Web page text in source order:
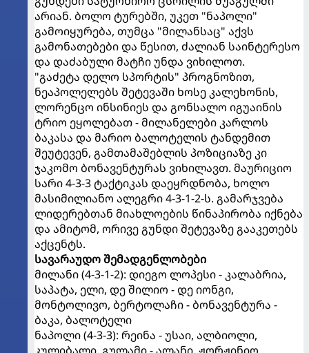
არიან. ბოლო ტურებში, უკეთ "ნაპოლი"
გამოიყურება, თუმცა "მილანსაც" აქვს
გამონათებები და წესით, ძალიან საინტერესო
და დაძაბული მატჩი უნდა ვიხილოთ.
"გაძეტა დელო სპორტის" პროგნოზით,
ნეაპოლელებს შეტევაში ხოსე კალეხონის,
ლორენცო ინსინიეს და გონსალო იგუაინის
ტრიო ეყოლებათ - მილანელები კარლოს
ბაკასა და მარიო ბალოტელის ტანდემით
შეუტევენ, გამთამაშებლის პოზიციაზე კი
ჯაკომო ბონავენტურას ვიხილავთ. მაურიციო
სარი 4-3-3 ტაქტიკას დაეყრდნობა, ხოლო
მასიმილიანო ალეგრი 4-3-1-2-ს. გამარჯვება
ლიდერებთან მიახლოების წინაპირობა იქნება
და ამიტომ, ორივე გუნდი შეტევაზე გააკეთებს
აქცენტს.
სავარაუდო შემადგენლობები
მილანი (4-3-1-2): დიეგო ლოპესი - კალაბრია,
საპატა, ელი, დე შილიო - დე იონგი,
მონტოლივო, ბერტოლაჩი - ბონავენტურა -
ბაკა, ბალოტელი
ნაპოლი (4-3-3): რეინა - უსაი, ალბიოლი,